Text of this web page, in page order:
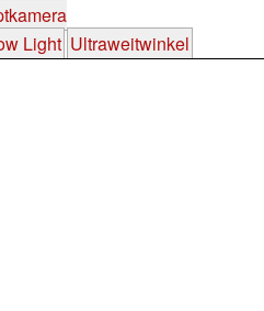
Light Ultraweitwinkel